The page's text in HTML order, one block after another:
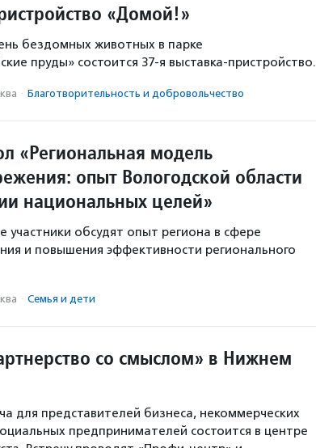
«Домой!»
бездомных животных в парке
пруды» состоится 37-я выставка-пристройство.
· Благотвори­тель­ность и доброволь­чест­во
«Региональная модель
опыт Вологодской области
национальных целей»
участники обсудят опыт региона в сфере
и повышения эффективности регионального
· Семья и дети
со смыслом» в Нижнем
для представителей бизнеса, некоммерческих
предпринимателей состоится в центре